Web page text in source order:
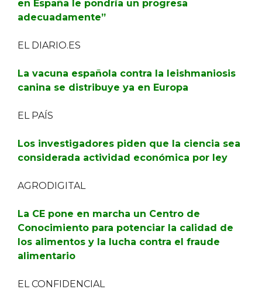
en España le pondría un progresa
adecuadamente”
EL DIARIO.ES
La vacuna española contra la leishmaniosis
canina se distribuye ya en Europa
EL PAÍS
Los investigadores piden que la ciencia sea
considerada actividad económica por ley
AGRODIGITAL
La CE pone en marcha un Centro de
Conocimiento para potenciar la calidad de
los alimentos y la lucha contra el fraude
alimentario
EL CONFIDENCIAL